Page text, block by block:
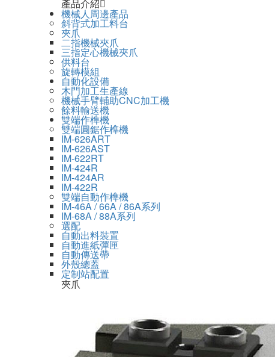
產品介紹
機械人周邊產品
斜背式加工料台
夾爪
二指機械夾爪
三指定心機械夾爪
供料台
旋轉模組
自動化設備
木門加工生產線
機械手臂輔助CNC加工機
餘料輸送機
雙端作榫機
雙端圓鋸作榫機
IM-626ART
IM-626AST
IM-622RT
IM-424R
IM-424AR
IM-422R
雙端自動作榫機
IM-46A / 66A / 86A系列
IM-68A / 88A系列
選配
自動出料裝置
自動進紙彈匣
自動傳送帶
外殼總蓋
定制站配置
夾爪